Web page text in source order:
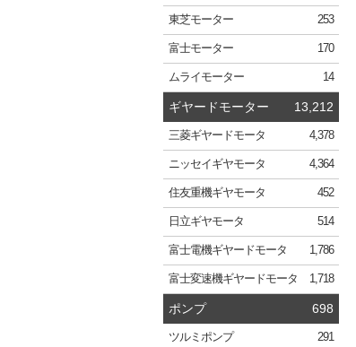
東芝モーター 253
富士モーター 170
ムライモーター 14
ギヤードモーター 13,212
三菱ギヤードモータ 4,378
ニッセイギヤモータ 4,364
住友重機ギヤモータ 452
日立ギヤモータ 514
富士電機ギヤードモータ 1,786
富士変速機ギヤードモータ 1,718
ポンプ 698
ツルミ ポンプ 291